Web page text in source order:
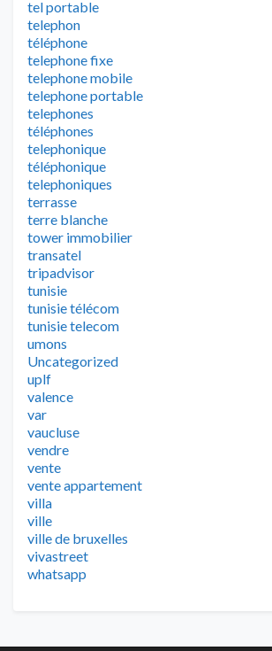
tel portable
telephon
téléphone
telephone fixe
telephone mobile
telephone portable
telephones
téléphones
telephonique
téléphonique
telephoniques
terrasse
terre blanche
tower immobilier
transatel
tripadvisor
tunisie
tunisie télécom
tunisie telecom
umons
Uncategorized
uplf
valence
var
vaucluse
vendre
vente
vente appartement
villa
ville
ville de bruxelles
vivastreet
whatsapp